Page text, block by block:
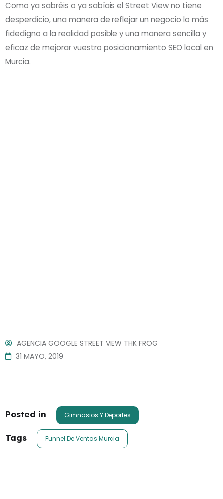
Como ya sabréis o ya sabíais el Street View no tiene
desperdicio, una manera de reflejar un negocio lo más
fidedigno a la realidad posible y una manera sencilla y
eficaz de mejorar vuestro posicionamiento SEO local en
Murcia.
AGENCIA GOOGLE STREET VIEW THK FROG
31 MAYO, 2019
Posted in Gimnasios Y Deportes
Tags Funnel De Ventas Murcia